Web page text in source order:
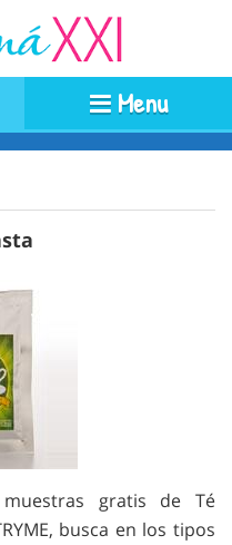
Menu
gratis de Té
busca en los tipos